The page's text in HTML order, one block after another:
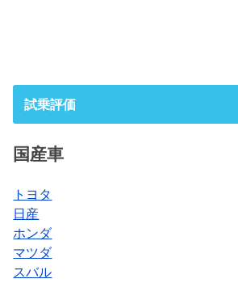
試乗評価
国産車
トヨタ
日産
ホンダ
マツダ
スバル